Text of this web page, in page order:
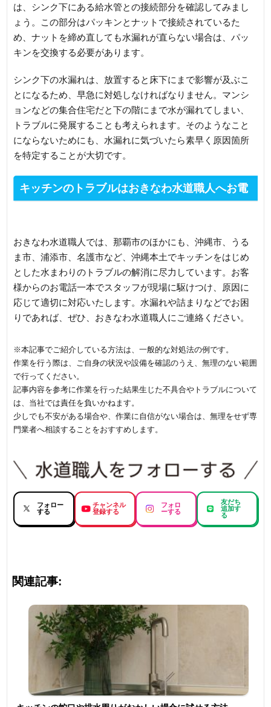
は、シンク下にある給水管との接続部分を確認してみまし
ょう。この部分はパッキンとナットで接続されているた
め、ナットを締め直しても水漏れが直らない場合は、パッ
キンを交換する必要があります。
シンク下の水漏れは、放置すると床下にまで影響が及ぶこ
とになるため、早急に対処しなければなりません。マンシ
ョンなどの集合住宅だと下の階にまで水が漏れてしまい、
トラブルに発展することも考えられます。そのようなこと
にならないためにも、水漏れに気づいたら素早く原因箇所
を特定することが大切です。
キッチンのトラブルはおきなわ水道職人へお電
おきなわ水道職人では、那覇市のほかにも、沖縄市、うる
ま市、浦添市、名護市など、沖縄本土でキッチンをはじめ
とした水まわりのトラブルの解消に尽力しています。お客
様からのお電話一本でスタッフが現場に駆けつけ、原因に
応じて適切に対応いたします。水漏れや詰まりなどでお困
りであれば、ぜひ、おきなわ水道職人にご連絡ください。
※本記事でご紹介している方法は、一般的な対処法の例です。
作業を行う際は、ご自身の状況や設備を確認のうえ、無理のない範囲
で行ってください。
記事内容を参考に作業を行った結果生じた不具合やトラブルについて
は、当社では責任を負いかねます。
少しでも不安がある場合や、作業に自信がない場合は、無理をせず専
門業者へ相談することをおすすめします。
フォロー
する
チャンネル
登録する
フォロ
ーする
友だち
追加す
る
関連記事: